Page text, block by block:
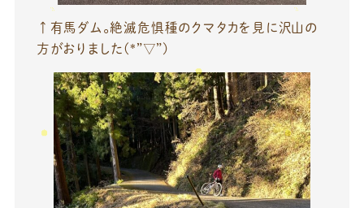
↑有馬ダム。絶滅危惧種のクマタカを見に沢山の
方がおりました(*”▽”)